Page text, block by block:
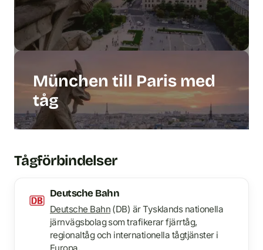
München till Paris med
tåg
Tågförbindelser
Deutsche Bahn
Deutsche Bahn(DB) är Tysklands nationella
järnvägsbolag som trafikerar fjärrtåg,
regionaltåg och internationella tågtjänster i
Europa.